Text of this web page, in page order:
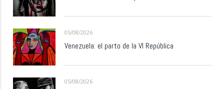
05/08/2026
Venezuela: el parto de la VI República
05/08/2026